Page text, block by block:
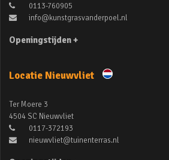
0113-760905
info@kunstgrasvanderpoel.nl
Openingstijden +
Locatie Nieuwvliet
Ter Moere 3
4504 SC Nieuwvliet
0117-372193
nieuwvliet@tuinenterras.nl